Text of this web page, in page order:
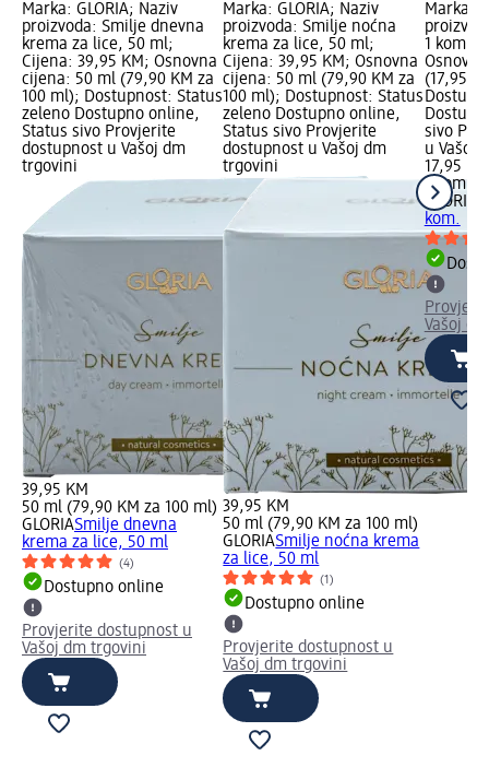
Marka: GLORIA; Naziv
proizvoda: Smilje dnevna
krema za lice, 50 ml;
Cijena: 39,95 KM; Osnovna
cijena: 50 ml (79,90 KM za
100 ml); Dostupnost: Status
zeleno Dostupno online,
Status sivo Provjerite
dostupnost u Vašoj dm
trgovini
39,95 KM
50 ml (79,90 KM za 100 ml)
GLORIASmilje dnevna
krema za lice, 50 ml
(4)
Dostupno online
Provjerite dostupnost u
Vašoj dm trgovini
Marka: GLORIA; Naziv
proizvoda: Smilje noćna
krema za lice, 50 ml;
Cijena: 39,95 KM; Osnovna
cijena: 50 ml (79,90 KM za
100 ml); Dostupnost: Status
zeleno Dostupno online,
Status sivo Provjerite
dostupnost u Vašoj dm
trgovini
39,95 KM
50 ml (79,90 KM za 100 ml)
GLORIASmilje noćna krema
za lice, 50 ml
(1)
Dostupno online
Provjerite dostupnost u
Vašoj dm trgovini
Marka:
1 kom.;
(17,95
sivo
u Vašoj
17,95 KM
1 kom.
GLORIA
kom.
Vašoj